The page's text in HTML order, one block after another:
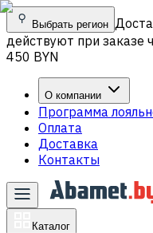
Выбрать регион
действуют при заказе
450 BYN
О компании
Программа
Оплата
Доставка
Контакты
Каталог